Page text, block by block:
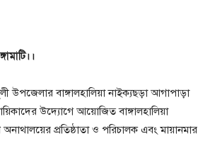
উপজেলার বাঙ্গালহালিয়া নাইক্যছড়া আগাপাড়া
উদ্যোগে আয়োজিত বাঙ্গালহালিয়া
প্রতিষ্ঠাতা ও পরিচালক এবং মায়ানমার